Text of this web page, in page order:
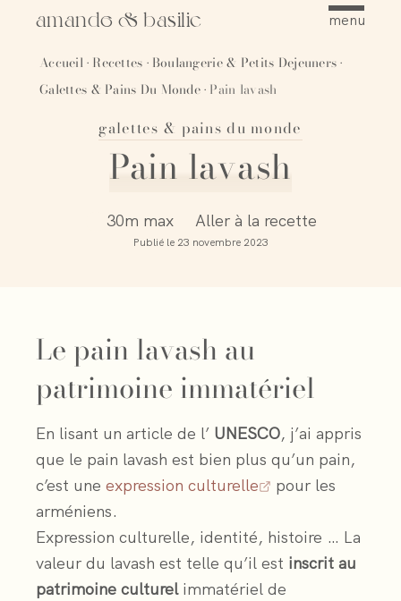
amande & basilic menu
Accueil · Recettes · Boulangerie & Petits Dejeuners ·
Galettes & Pains Du Monde · Pain lavash
Épinglergalettes & pains du monde
Pain lavash
30m max Aller à la recette
Publié le 23 novembre 2023
Le pain lavash au
patrimoine immatériel
En lisant un article de l’ UNESCO, j’ai appris
que le pain lavash est bien plus qu’un pain,
c’est une expression culturelle
pour les
arméniens.
Expression culturelle, identité, histoire … La
valeur du lavash est telle qu’il est inscrit au
patrimoine culturelimmatériel de